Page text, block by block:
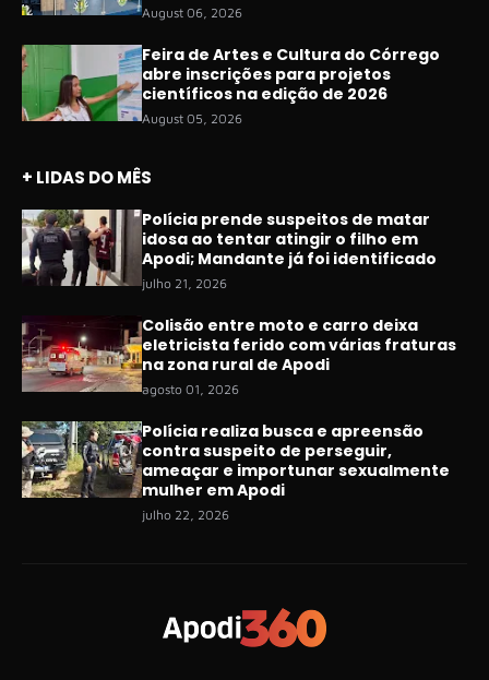
August 06, 2026
Feira de Artes e Cultura do Córrego
abre inscrições para projetos
científicos na edição de 2026
August 05, 2026
+ LIDAS DO MÊS
Polícia prende suspeitos de matar
idosa ao tentar atingir o filho em
Apodi; Mandante já foi identificado
julho 21, 2026
Colisão entre moto e carro deixa
eletricista ferido com várias fraturas
na zona rural de Apodi
agosto 01, 2026
Polícia realiza busca e apreensão
contra suspeito de perseguir,
ameaçar e importunar sexualmente
mulher em Apodi
julho 22, 2026